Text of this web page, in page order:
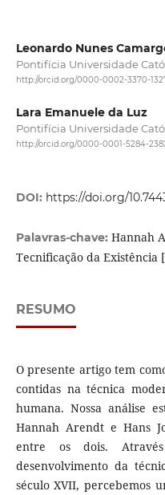
Leonardo Nunes
Pontifícia Universidade
http://orcid.org/0000-0002-3370-
Lara Emanuele da Luz
Pontifícia Universidade
http://orcid.org/0000-0001-5284-
DOI: https://doi.org/
Palavras-chave: Hannah
Tecnificação da Existência
RESUMO
O presente artigo tem
contidas na técnica
humana. Nossa análise
Hannah Arendt e Hans
entre os dois.
desenvolvimento da
século XVII, percebemos